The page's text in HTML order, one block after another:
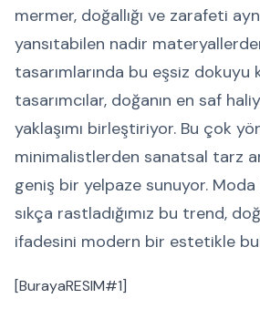
mermer, doğallığı ve zarafeti
yansıtabilen nadir
tasarımlarında bu eşsiz dokuyu
tasarımcılar, doğanın en saf
yaklaşımı birleştiriyor. Bu çok
minimalistlerden sanatsal tarz
geniş bir yelpaze sunuyor.
sıkça rastladığımız bu trend,
ifadesini modern bir estetikle
[BurayaRESIM#1]